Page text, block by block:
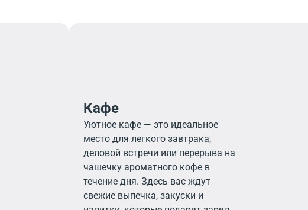
Кафе
Уютное кафе — это идеальное
место для легкого завтрака,
деловой встречи или перерыва на
чашечку ароматного кофе в
течение дня. Здесь вас ждут
свежие выпечка, закуски и